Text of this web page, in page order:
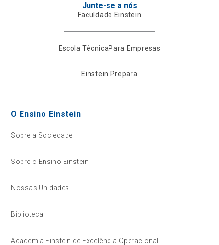
Junte-se a nós
Faculdade Einstein
Escola TécnicaPara Empresas
Einstein Prepara
O Ensino Einstein
Sobre a Sociedade
Sobre o Ensino Einstein
Nossas Unidades
Biblioteca
Academia Einstein de Excelência Operacional